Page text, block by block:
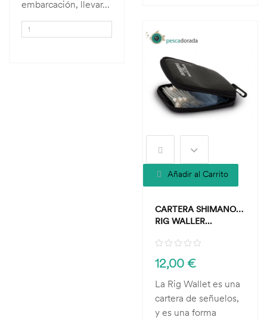
embarcación, llevar...
Añadir al Carrito
CARTERA SHIMANO
RIG WALLER...
12,00 €
La Rig Wallet es una
cartera de señuelos,
y es una forma